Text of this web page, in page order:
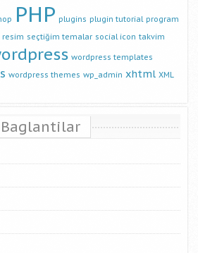
PHP plugins plugin tutorial program
resim seçtiğim temalar social icon takvim
wordpress templates
wordpress themes wp_admin xhtml XML
Baglantilar